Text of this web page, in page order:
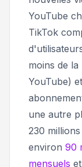
YouTube
TikTok
moins de la
YouTube)
une autre
230
environ 90
mensuels